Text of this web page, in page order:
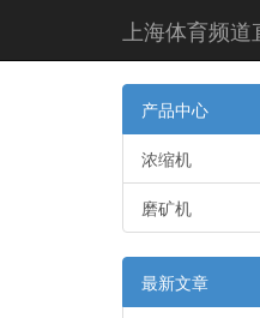
上海体育频
产品中心
浓缩机
磨矿机
最新文章